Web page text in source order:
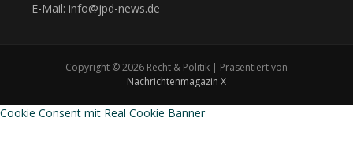
E-Mail: info@jpd-news.de
Copyright © 2026 Recht & Politik | Präsentiert von
Nachrichtenmagazin X
Cookie Consent mit Real Cookie Banner